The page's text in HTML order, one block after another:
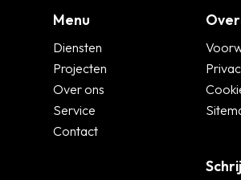
Menu
Diensten
Projecten
Over ons
Service
Contact